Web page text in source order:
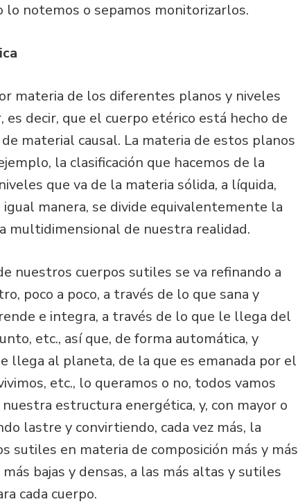
notemos o sepamos monitorizarlos.
materia de los diferentes planos y niveles
decir, que el cuerpo etérico está hecho de
material causal. La materia de estos planos
la clasificación que hacemos de la
que va de la materia sólida, a líquida,
manera, se divide equivalentemente la
multidimensional de nuestra realidad.
nuestros cuerpos sutiles se va refinando a
poco a poco, a través de lo que sana y
e integra, a través de lo que le llega del
etc., así que, de forma automática, y
al planeta, de la que es emanada por el
etc., lo queramos o no, todos vamos
estructura energética, y, con mayor o
lastre y convirtiendo, cada vez más, la
sutiles en materia de composición más y más
bajas y densas, a las más altas y sutiles
cada cuerpo.